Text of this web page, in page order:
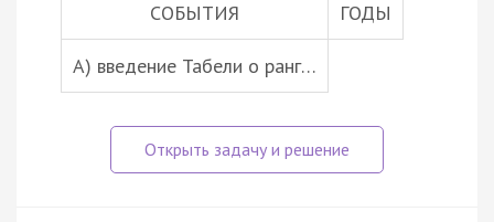
СОБЫТИЯ ГОДЫ
А) введение Табели о ранг…